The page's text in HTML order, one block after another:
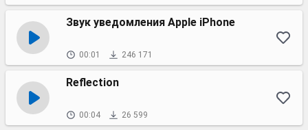
Звук уведомления Apple iPhone
00:01 246 171
Reflection
00:04 26 599